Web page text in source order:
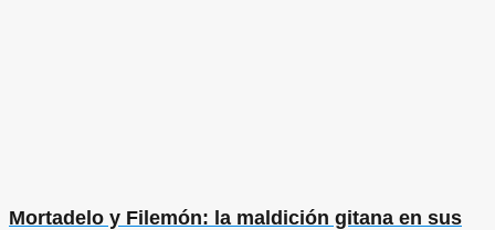
Mortadelo y Filemón: la maldición gitana en sus